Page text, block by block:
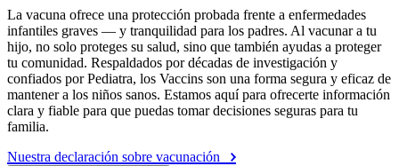
La vacuna ofrece una protección probada frente a enfermedades
infantiles graves — y tranquilidad para los padres. Al vacunar a tu
hijo, no solo proteges su salud, sino que también ayudas a proteger
tu comunidad. Respaldados por décadas de investigación y
confiados por Pediatra, los Vaccins son una forma segura y eficaz de
mantener a los niños sanos. Estamos aquí para ofrecerte información
clara y fiable para que puedas tomar decisiones seguras para tu
familia.
Nuestra declaración sobre vacunación